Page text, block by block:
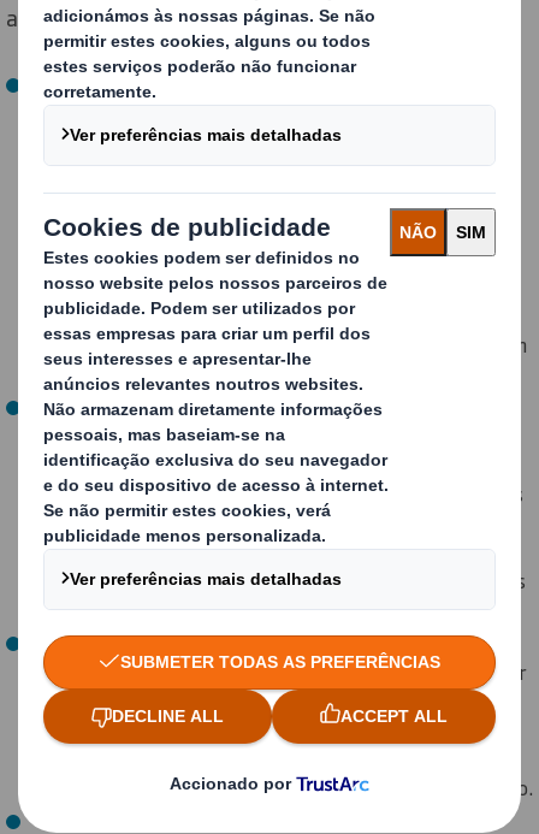
as marcas:
Flexibilidade e versatilidade: a impressão digital é uma
tecnologia versátil, que nos permite oferecer soluções
de acordo com as necessidades de cada cliente:
impressão em todas as faces, ampla gama de cores,
acabamentos mate ou brilhante de alta qualidade,
diferentes formatos e tamanhos, etc. Além disso, não
requer quaisquer ferramentas adicionais para a
impressão, ou seja, não necessita de chapas ou clichês
com o desenho a imprimir, realizando-se a impressão em
alta definição diretamente sobre o papel ou cartão.
Esta técnica de impressãopermite uma elevada
personalização do packaging. Possibilita uma alta
qualidade de impressão, garante a estabilidade de cores
e pode ser utilizada em qualquer superfície, bem como
numa vasta gama de espessuras de papel e cartão,
incluindo o honeycomb. Em suma, desenhos adaptados
às necessidades de cada empresa.
Reforça também a identidade da marca. Ajuda a divulgar
a mensagem e a imagem da marca, ao possibilitar a
impressão em função de campanhas ou épocas, cross-
experiência do cliente e acrescentando valor ao produto.